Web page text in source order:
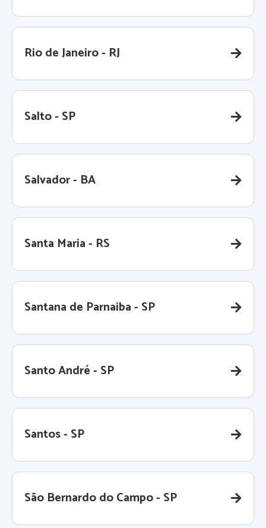
Rio de Janeiro - RJ
Salto - SP
Salvador - BA
Santa Maria - RS
Santana de Parnaiba - SP
Santo André - SP
Santos - SP
São Bernardo do Campo - SP